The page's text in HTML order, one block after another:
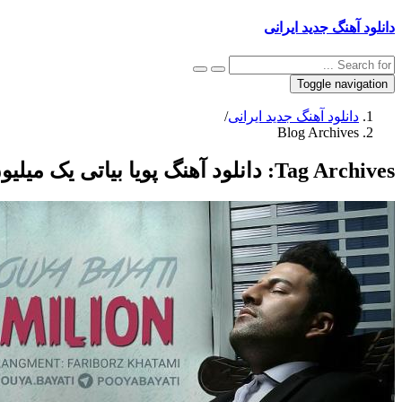
دانلود آهنگ جدید ایرانی
Toggle navigation
دانلود آهنگ جدید ایرانی/
Blog Archives
Tag Archives: دانلود آهنگ پویا بیاتی یک